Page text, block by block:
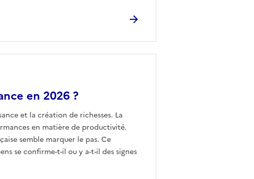
en 2026 ?
et la création de richesses. La
en matière de productivité.
semble marquer le pas. Ce
se confirme-t-il ou y a-t-il des signes